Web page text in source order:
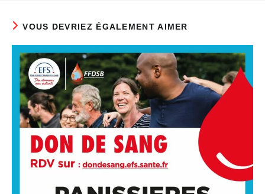
VOUS DEVRIEZ ÉGALEMENT AIMER